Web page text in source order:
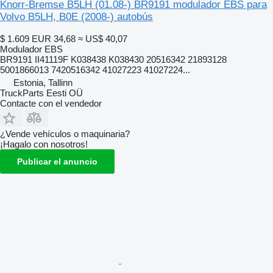
Knorr-Bremse B5LH (01.08-) BR9191 modulador EBS para
Volvo B5LH, B0E (2008-) autobús
$ 1.609 EUR 34,68 ≈ US$ 40,07
Modulador EBS
BR9191 II41119F K038438 K038430 20516342 21893128
5001866013 7420516342 41027223 41027224...
Estonia, Tallinn
TruckParts Eesti OÜ
Contacte con el vendedor
¿Vende vehículos o maquinaria?
¡Hagalo con nosotros!
Publicar el anuncio